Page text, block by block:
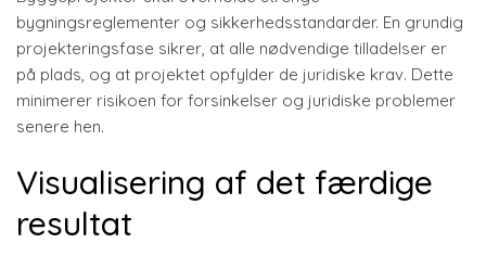
bygningsreglementer og sikkerhedsstandarder. En grundig
projekteringsfase sikrer, at alle nødvendige tilladelser er
på plads, og at projektet opfylder de juridiske krav. Dette
minimerer risikoen for forsinkelser og juridiske problemer
senere hen.
Visualisering af det færdige
resultat